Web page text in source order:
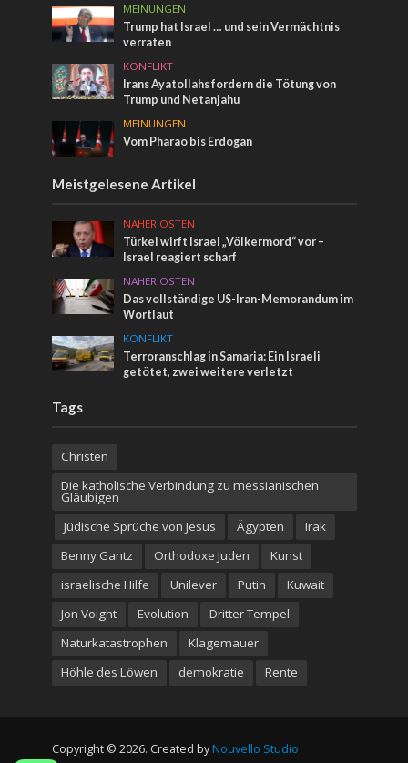
MEINUNGEN
Trump hat Israel … und sein Vermächtnis
verraten
KONFLIKT
Irans Ayatollahs fordern die Tötung von
Trump und Netanjahu
MEINUNGEN
Vom Pharao bis Erdogan
Meistgelesene Artikel
NAHER OSTEN
Türkei wirft Israel „Völkermord“ vor –
Israel reagiert scharf
NAHER OSTEN
Das vollständige US-Iran-Memorandum im
Wortlaut
KONFLIKT
Terroranschlag in Samaria: Ein Israeli
getötet, zwei weitere verletzt
Tags
Christen
Die katholische Verbindung zu messianischen
Gläubigen
Jüdische Sprüche von Jesus
Ägypten
Irak
Benny Gantz
Orthodoxe Juden
Kunst
israelische Hilfe
Unilever Putin
Kuwait
Jon Voight
Evolution
Dritter Tempel
Naturkatastrophen
Klagemauer
Höhle des Löwen
demokratie Rente
Copyright © 2026. Created by Nouvello Studio